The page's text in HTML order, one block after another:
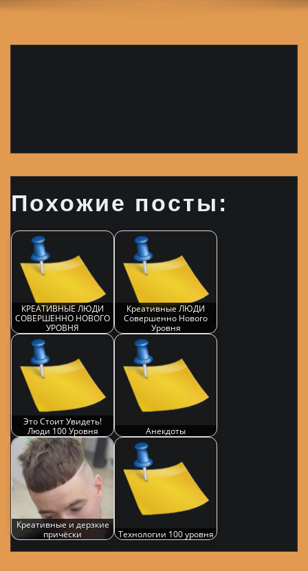
Похожие посты:
КРЕАТИВНЫЕ ЛЮДИ
СОВЕРШЕННО НОВОГО
УРОВНЯ
Креативные ЛЮДИ
Совершенно Нового
Уровня
Это Стоит Увидеть!
Люди 100 Уровня
Анекдоты
Креативные и дерзкие
причёски
Технологии 100 уровня